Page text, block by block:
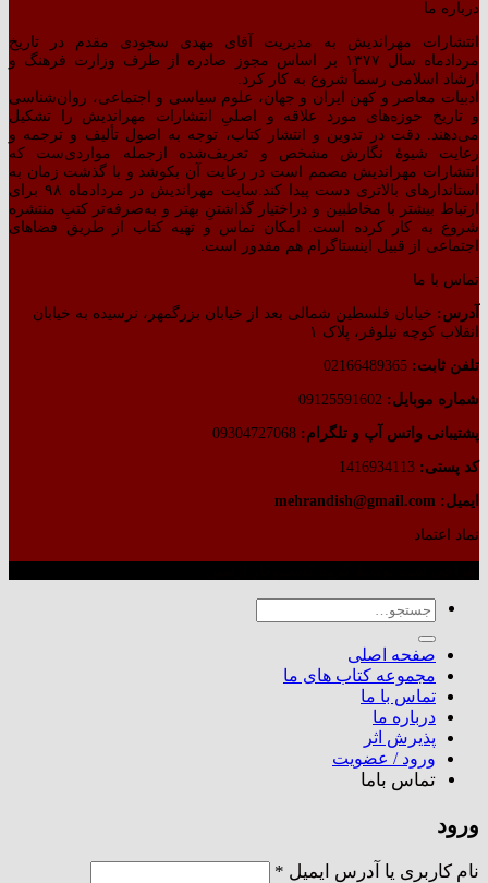
درباره ما
انتشارات مهراندیش به مدیریت آقای مهدی سجودی مقدم در تاریخ
مردادماه سال ۱۳۷۷ بر اساس مجوز صادره از طرف وزارت فرهنگ و
ارشاد اسلامی رسماً شروع به کار کرد.
ادبیات معاصر و کهن ایران و جهان، علوم سیاسی و اجتماعی، روان‌شناسی
و تاریخ حوزه‌های مورد علاقه و اصلیِ انتشارات مهراندیش را تشکیل
می‌دهند. دقت در تدوین و انتشار کتاب،‌ توجه به اصول تألیف و ترجمه و
رعایت شیوهٔ نگارش مشخص و تعریف‌شده ازجمله مواردی‌ست که
انتشارات مهراندیش مصمم است در رعایت آن بکوشد و با گذشت زمان به
استاندارهای بالاتری دست پیدا کند.سایت مهراندیش در مردادماه ۹۸ برای
ارتباط بیشتر با مخاطبین و دراختیار گذاشتنِ بهتر و به‌صرفه‌تر کتبِ منتشره
شروع به کار کرده است. امکان تماس و تهیه کتاب از طریق فضاهای
اجتماعی از قبیل اینستاگرام هم مقدور است.
تماس با ما
آدرس: خیابان فلسطین شمالی بعد از خیابان بزرگمهر، نرسیده به خیابان
انقلاب کوچه نیلوفر، پلاک ۱
تلفن ثابت:
شماره موبایل:
پشتیبانی واتس آپ و تلگرام:
کد پستی:
ایمیل: mehrandish@gmail.com
نماد اعتماد
جستجو
برای:
صفحه اصلی
مجموعه کتاب های ما
تماس با ما
درباره ما
پذیرش اثر
ورود / عضویت
تماس باما
ورود
نام کاربری یا آدرس ایمیل *